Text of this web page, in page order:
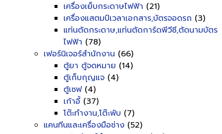
เครื่องเย็บกระดาษไฟฟ้า (21)
เครื่องแสตมป์เวลาเอกสาร,บัตรจอดรถ (3)
แท่นตัดกระดาษ,แท่นตัดการ์ดพีวีซี,ตัดนามบัตร
ไฟฟ้า (78)
เฟอร์นิเจอร์สำนักงาน (66)
ตู้ยา ตู้จดหมาย (14)
ตู้เก็บกุญแจ (4)
ตู้เซฟ(4)
เก้าอี้ (37)
โต๊ะทำงาน,โต๊ะพับ (7)
แคนทีนและเครื่องมือช่าง (52)